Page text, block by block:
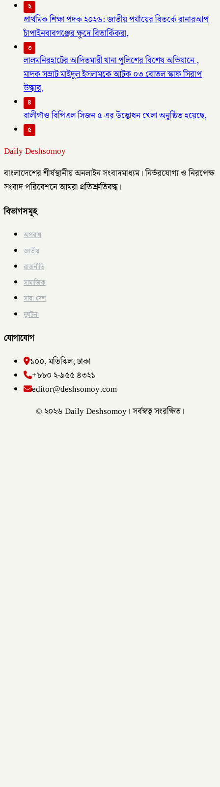
২
প্রাথমিক শিক্ষা পদক ২০২৬: জাতীয় পর্যায়ের বিতর্কে রানারআপ
চাঁপাইনবাবগঞ্জের ক্ষুদে বিতার্কিকরা,
৩
লালমনিরহাটের আদিতমারী থানা পুলিশের বিশেষ অভিযানে ,
মাদক সম্রাট মাইদুল ইসলামকে আটক ০৩ বোতল স্কাফ সিরাপ
উদ্ধার,
৪
বালীগাঁও বিপিএল সিজন ৫ এর উদ্ভোধন খেলা অনুষ্ঠিত হয়েছে,
৫
Daily Deshsomoy
বাংলাদেশের শীর্ষস্থানীয় অনলাইন সংবাদমাধ্যম। নির্ভরযোগ্য ও নিরপেক্ষ
সংবাদ পরিবেশনে আমরা প্রতিশ্রুতিবদ্ধ।
বিভাগসমূহ
অপরাধ
জাতীয়
রাজনীতি
সামাজিক
সারা দেশ
দুর্ঘটনা
যোগাযোগ
১০০, মতিঝিল, ঢাকা
+৮৮০ ২-৯৫৫ ৪৩২১
editor@deshsomoy.com
© ২০২৬ Daily Deshsomoy। সর্বস্বত্ব সংরক্ষিত।